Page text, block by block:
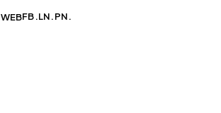
WEBFB.LN.PN.